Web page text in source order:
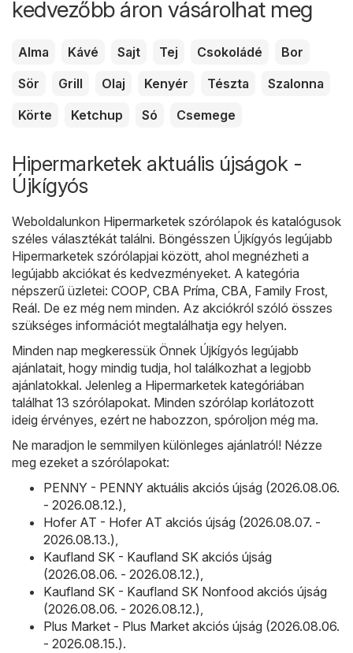
kedvezőbb áron vásárolhat meg
Alma Kávé Sajt Tej Csokoládé
Bor
Sör
Grill Olaj Kenyér Tészta
Szalonna
Körte
Ketchup Só Csemege
Hipermarketek aktuális újságok -
Újkígyós
Weboldalunkon Hipermarketek szórólapok és katalógusok
széles választékát találni. Böngésszen Újkígyós legújabb
Hipermarketek szórólapjai között, ahol megnézheti a
legújabb akciókat és kedvezményeket. A kategória
népszerű üzletei: COOP, CBA Príma, CBA, Family Frost,
Reál. De ez még nem minden. Az akciókról szóló összes
szükséges információt megtalálhatja egy helyen.
Minden nap megkeressük Önnek Újkígyós legújabb
ajánlatait, hogy mindig tudja, hol találkozhat a legjobb
ajánlatokkal. Jelenleg a Hipermarketek kategóriában
találhat 13 szórólapokat. Minden szórólap korlátozott
ideig érvényes, ezért ne habozzon, spóroljon még ma.
Ne maradjon le semmilyen különleges ajánlatról! Nézze
meg ezeket a szórólapokat:
PENNY - PENNY aktuális akciós újság (2026.08.06.
- 2026.08.12.),
Hofer AT - Hofer AT akciós újság (2026.08.07. -
2026.08.13.),
Kaufland SK - Kaufland SK akciós újság
(2026.08.06. - 2026.08.12.),
Kaufland SK - Kaufland SK Nonfood akciós újság
(2026.08.06. - 2026.08.12.),
Plus Market - Plus Market akciós újság (2026.08.06.
- 2026.08.15.).